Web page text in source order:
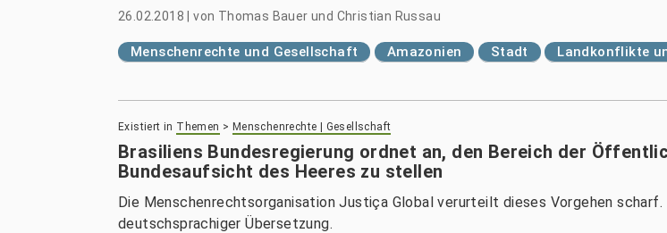
26.02.2018 |von Thomas Bauer und Christian Russau
Menschenrechte und Gesellschaft Amazonien Stadt Landkonflikte
Existiert in Themen > Menschenrechte | Gesellschaft
Brasiliens Bundesregierung ordnet an, den Bereich der
Bundesaufsicht des Heeres zu stellen
Die Menschenrechtsorganisation Justiça Global verurteilt dieses Vorgehen
deutschsprachiger Übersetzung.